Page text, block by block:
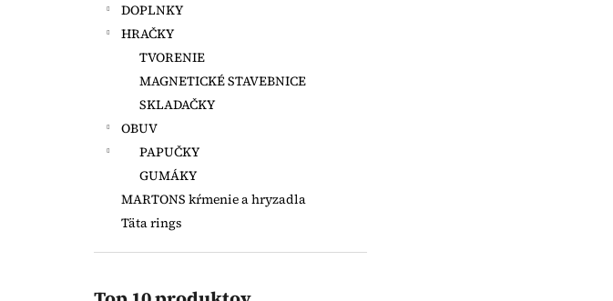
DOPLNKY
HRAČKY
TVORENIE
MAGNETICKÉ STAVEBNICE
SKLADAČKY
OBUV
PAPUČKY
GUMÁKY
MARTONS kŕmenie a hryzadla
Täta rings